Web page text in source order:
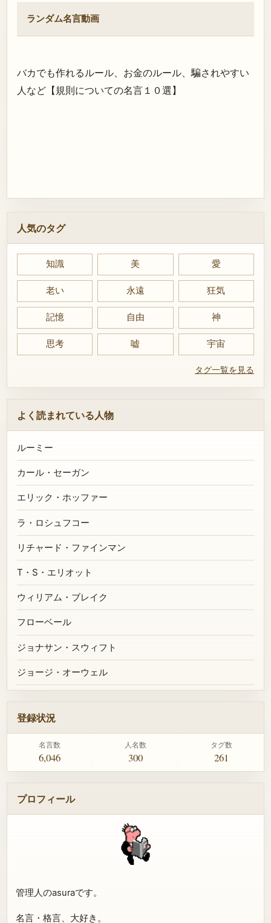
ランダム名言動画
バカでも作れるルール、お金のルール、騙されやすい
人など【規則についての名言１０選】
人気のタグ
知識 美 愛
老い 永遠 狂気
記憶 自由 神
思考 嘘 宇宙
タグ一覧を見る
よく読まれている人物
ルーミー
カール・セーガン
エリック・ホッファー
ラ・ロシュフコー
リチャード・ファインマン
T・S・エリオット
ウィリアム・ブレイク
フローベール
ジョナサン・スウィフト
ジョージ・オーウェル
登録状況
名言数
6,046
人名数
300
タグ数
261
プロフィール
管理人のasuraです。
名言・格言、大好き。